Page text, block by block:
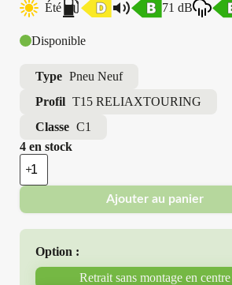
Été 71 dB
Disponible
Type Pneu Neuf
Profil T15 RELIAXTOURING
Classe C1
4 en stock
quantité
de
Triangle
Pneus
Neufs
195/55R15
Ajouter au panier
Option :
Retrait sans montage en centre